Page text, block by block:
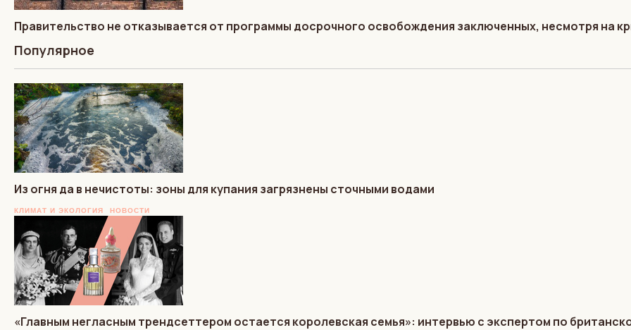
Правительство не отказывается от программы досрочного освобождения заключенных, несмотря на
Популярное
Из огня да в нечистоты: зоны для купания загрязнены сточными водами
КЛИМАТ И ЭКОЛОГИЯ НОВОСТИ
«Главным негласным трендсеттером остается королевская семья»: интервью с экспертом по